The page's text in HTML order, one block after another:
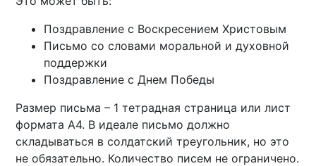
Поздравление с Воскресением Христовым
Письмо со словами моральной и духовной
поддержки
Поздравление с Днем Победы
Размер письма – 1 тетрадная страница или лист
формата А4. В идеале письмо должно
складываться в солдатский треугольник, но это
не обязательно. Количество писем не ограничено.